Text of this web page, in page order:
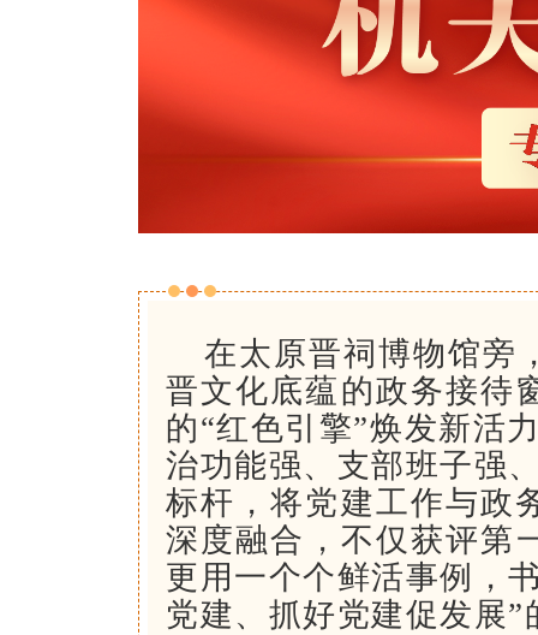
在太原晋祠博物馆旁
晋文化底蕴的政务接待
的“红色引擎”焕发新活
治功能强、支部班子强
标杆，将党建工作与政
深度融合，不仅获评第
更用一个个鲜活事例，
党建、抓好党建促发展”